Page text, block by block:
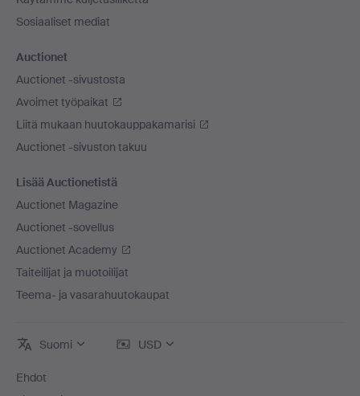
Sosiaaliset mediat
Auctionet
Auctionet -sivustosta
Avoimet työpaikat
Liitä mukaan huutokauppakamarisi
Auctionet -sivuston takuu
Lisää Auctionetistä
Auctionet Magazine
Auctionet -sovellus
Auctionet Academy
Taiteilijat ja muotoilijat
Teema- ja vasarahuutokaupat
Suomi USD
Ehdot